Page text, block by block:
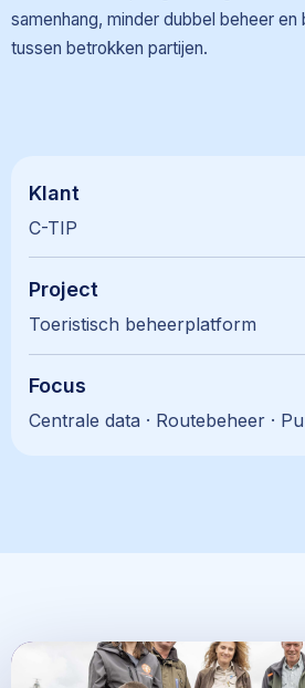
samenhang, minder dubbel beheer
tussen betrokken partijen.
Klant
C-TIP
Project
Toeristisch beheerplatform
Focus
Centrale data · Routebeheer ·